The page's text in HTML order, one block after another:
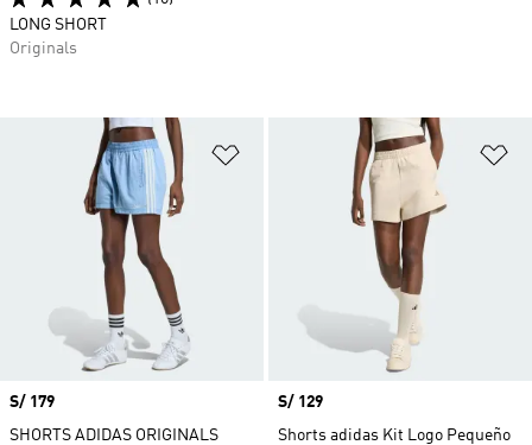
Añadir a la lista de deseos
Precio
S/ 179
SHORTS ADIDAS ORIGINALS
Precio
S/ 129
Shorts adidas Kit Logo Pequeño
LONG SHORT
Originals